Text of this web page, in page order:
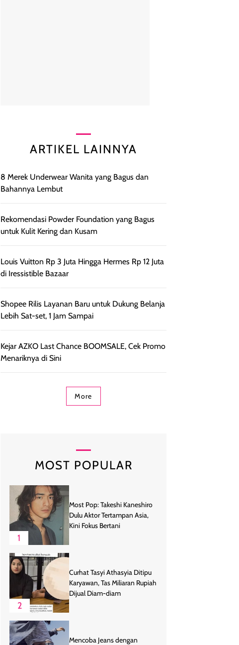
ARTIKEL LAINNYA
8 Merek Underwear Wanita yang Bagus dan
Bahannya Lembut
Rekomendasi Powder Foundation yang Bagus
untuk Kulit Kering dan Kusam
Louis Vuitton Rp 3 Juta Hingga Hermes Rp 12 Juta
di Iressistible Bazaar
Shopee Rilis Layanan Baru untuk Dukung Belanja
Lebih Sat-set, 1 Jam Sampai
Kejar AZKO Last Chance BOOMSALE, Cek Promo
Menariknya di Sini
More
MOST POPULAR
1
Most Pop: Takeshi Kaneshiro
Dulu Aktor Tertampan Asia,
Kini Fokus Bertani
2
Curhat Tasyi Athasyia Ditipu
Karyawan, Tas Miliaran Rupiah
Dijual Diam-diam
Mencoba Jeans dengan